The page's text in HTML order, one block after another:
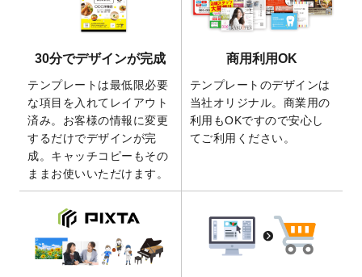
きるようになりました！
の全4ステップを解説！」を公開いたしまし
た。
2026/4/23
コラム「 画像の配置・差し替え・トリミン
グ」「テンプレート間でパーツを流用する
方法」を公開いたしました。
2026/4/21
アクリルキーホルダーのデザインテンプレ
ート を追加いたしました。
りました！
2025/12/22
【新商品】アクリルキーホルダーが作成で
きるようになりました！
30分でデザインが完成
テンプレートは最低限必要
な項目を入れてレイアウト
済み。お客様の情報に変更
するだけでデザインが完
成。キャッチコピーもその
ままお使いいただけます。
商用利用OK
テンプレートのデザインは
当社オリジナル。商業用の
利用もOKですので安心し
てご利用ください。